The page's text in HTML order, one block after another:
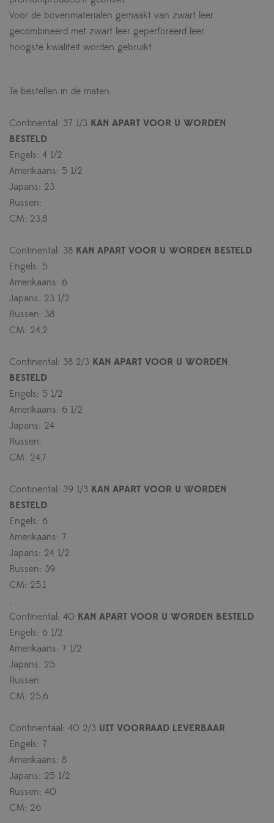
Voor de bovenmaterialen gemaakt van zwart leer
gecombineerd met zwart leer geperforeerd leer
hoogste kwaliteit worden gebruikt.
.
Te bestellen in de maten:
.
Continental: 37 1/3 KAN APART VOOR U WORDEN
BESTELD
Engels: 4 1/2
Amerikaans: 5 1/2
Japans: 23
Russen:
CM: 23,8
.
Continental: 38 KAN APART VOOR U WORDEN BESTELD
Engels: 5
Amerikaans: 6
Japans: 23 1/2
Russen: 38
CM: 24,2
.
Continental: 38 2/3 KAN APART VOOR U WORDEN
BESTELD
Engels: 5 1/2
Amerikaans: 6 1/2
Japans: 24
Russen:
CM: 24,7
.
Continental: 39 1/3 KAN APART VOOR U WORDEN
BESTELD
Engels: 6
Amerikaans: 7
Japans: 24 1/2
Russen: 39
CM: 25,1
.
Continental: 40 KAN APART VOOR U WORDEN BESTELD
Engels: 6 1/2
Amerikaans: 7 1/2
Japans: 25
Russen:
CM: 25,6
.
Continentaal: 40 2/3 UIT VOORRAAD LEVERBAAR
Engels: 7
Amerikaans: 8
Japans: 25 1/2
Russen: 40
CM: 26